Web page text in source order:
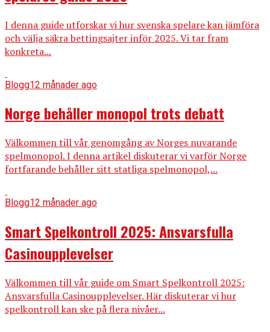
I denna guide utforskar vi hur svenska spelare kan jämföra
och välja säkra bettingsajter inför 2025. Vi tar fram
konkreta...
Blogg12 månader ago
Norge behåller monopol trots debatt
Välkommen till vår genomgång av Norges nuvarande
spelmonopol. I denna artikel diskuterar vi varför Norge
fortfarande behåller sitt statliga spelmonopol,...
Blogg12 månader ago
Smart Spelkontroll 2025: Ansvarsfulla
Casinoupplevelser
Välkommen till vår guide om Smart Spelkontroll 2025:
Ansvarsfulla Casinoupplevelser. Här diskuterar vi hur
spelkontroll kan ske på flera nivåer...